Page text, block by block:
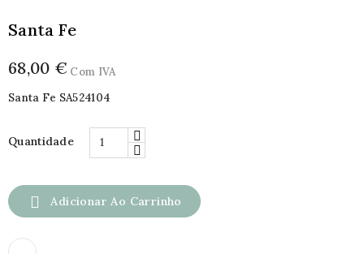
Santa Fe
68,00 € Com IVA
Santa Fe SA524104
Quantidade
 Adicionar Ao Carrinho